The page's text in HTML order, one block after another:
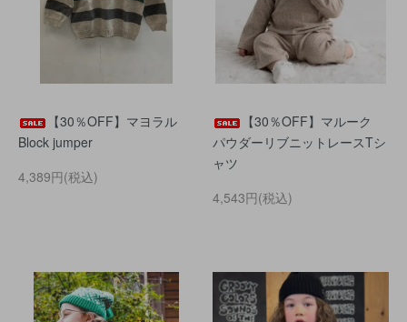
【30％OFF】マヨラル
Block jumper
4,389円(税込)
【30％OFF】マルーク
パウダーリブニットレースTシ
ャツ
4,543円(税込)